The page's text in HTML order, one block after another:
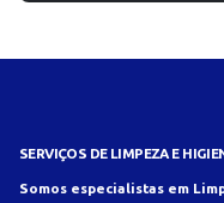
SERVIÇOS DE LIMPEZA E
Somos especialistas em